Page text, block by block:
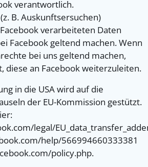
verantwortlich.
B. Auskunftsersuchen)
verarbeiteten Daten
Facebook geltend machen. Wenn
bei uns geltend machen,
diese an Facebook weiterzuleiten.
in die USA wird auf die
der EU-Kommission gestützt.
legal/
help/566994660333381
policy.php.